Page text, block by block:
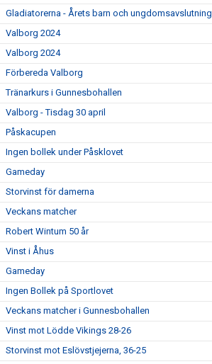
Gladiatorerna - Årets barn och ungdomsavslutning
Valborg 2024
Valborg 2024
Förbereda Valborg
Tränarkurs i Gunnesbohallen
Valborg - Tisdag 30 april
Påskacupen
Ingen bollek under Påsklovet
Gameday
Storvinst för damerna
Veckans matcher
Robert Wintum 50 år
Vinst i Åhus
Gameday
Ingen Bollek på Sportlovet
Veckans matcher i Gunnesbohallen
Vinst mot Lödde Vikings 28-26
Storvinst mot Eslövstjejerna, 36-25